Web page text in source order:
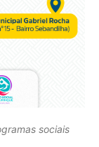
sociais